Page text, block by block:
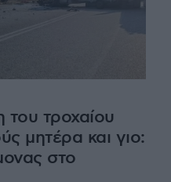
τροχαίου
μητέρα και γιο:
στο